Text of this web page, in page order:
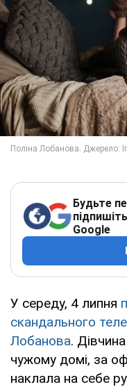
Будьте
Google
У середу, 4 липня
скандального
Лобанова.
чужому домі, за
наклала на себе